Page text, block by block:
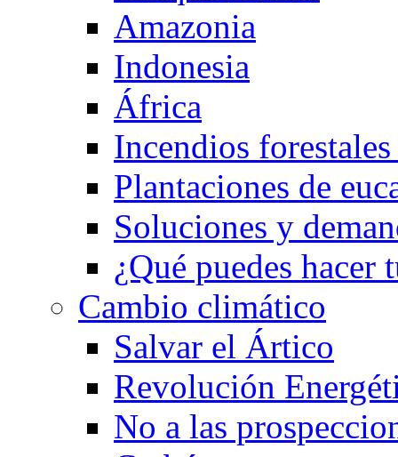
Amazonia
Indonesia
África
Incendios forestales
Plantaciones de
Soluciones y
¿Qué puedes hacer
Cambio climático
Salvar el Ártico
Revolución
No a las